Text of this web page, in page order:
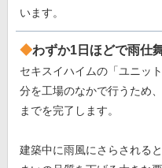
います。
わずか1日ほどで雨仕
セキスイハイムの「ユニッ
分を工場のなかで行うため
までを完了します。
建築中に雨風にさらされる